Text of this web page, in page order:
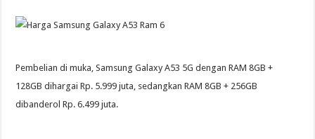
Pembelian di muka, Samsung Galaxy A53 5G dengan RAM 8GB +
128GB dihargai Rp. 5.999 juta, sedangkan RAM 8GB + 256GB
dibanderol Rp. 6.499 juta.